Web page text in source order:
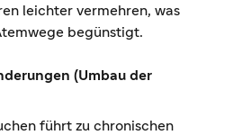
leichter vermehren, was
begünstigt.
(Umbau der
führt zu chronischen